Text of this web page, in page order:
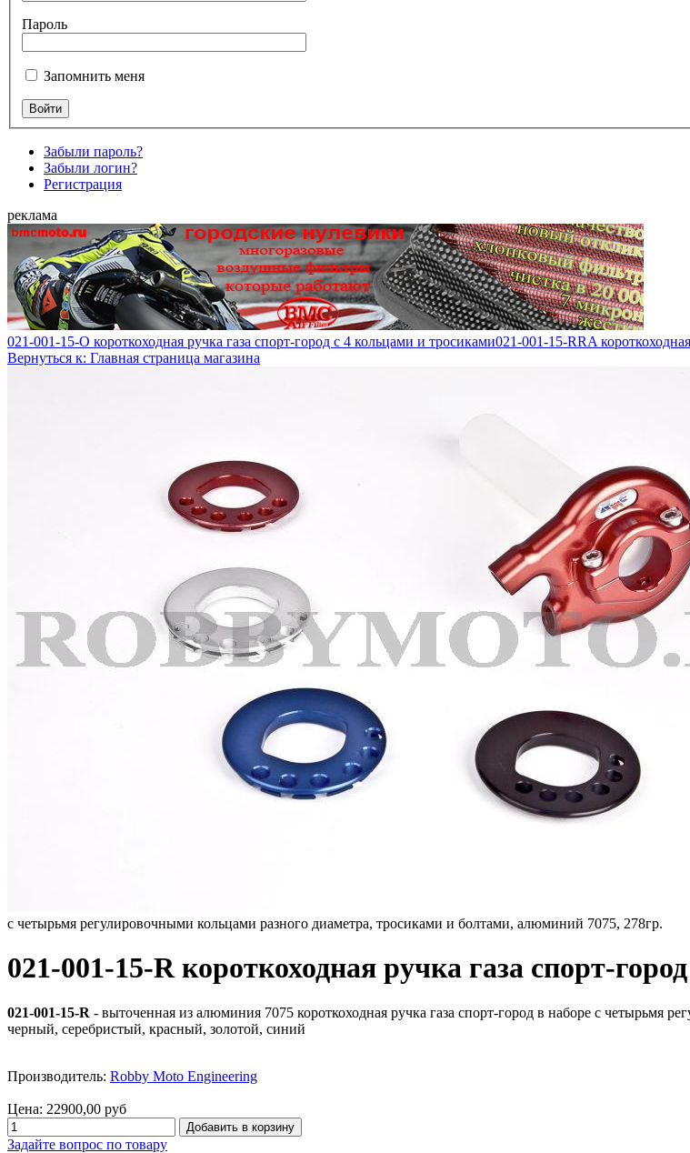
Пароль
Запомнить меня
Забыли пароль?
Забыли логин?
Регистрация
реклама
021-001-15-O короткоходная ручка газа спорт-город с 4 кольцами и тросиками021-001-15-RRA
Вернуться к: Главная страница магазина
с четырьмя регулировочными кольцами разного диаметра, тросиками и болтами, алюминий 7075, 278гр.
021-001-15-R короткоходная ручка газа спорт-
021-001-15-R - выточенная из алюминия 7075 короткоходная ручка газа спорт-город в наборе с четырьмя
черный, серебристый, красный, золотой, синий
Производитель: Robby Moto Engineering
Цена: 22900,00 руб
Задайте вопрос по товару